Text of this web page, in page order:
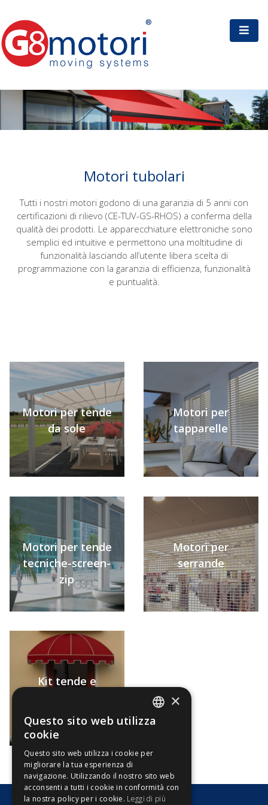
Motori tubolari
Tutti i nostri motori godono di una garanzia di 5 anni con
certificazioni di rilievo (CE-TUV-GS-RHOS) a conferma della
qualità dei prodotti. Le apparecchiature elettroniche sono
semplici ed intuitive e permettono una moltitudine di
funzionalità lasciando all’utente libera scelta di
programmazione con la garanzia di efficienza, funzionalità
e puntualità.
Motori per tende
da sole
Motori per
tapparelle
Motori per tende
tecniche-screen-
zip
Motori per
serrande
Kit tende e
×
Questo sito web utilizza
cookie
Questo sito web utilizza i cookie per
migliorare la tua esperienza di
navigazione. Utilizzando il nostro sito web
acconsenti a tutti i cookie in conformità con
la nostra policy per i cookie. Leggi di più